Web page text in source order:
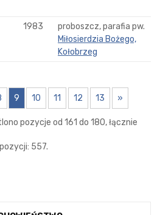
1983
proboszcz, parafia pw.
Miłosierdzia Bożego,
Kołobrzeg
9 10 11 12 13 »
pozycje od 161 do 180, łącznie
pozycji: 557.